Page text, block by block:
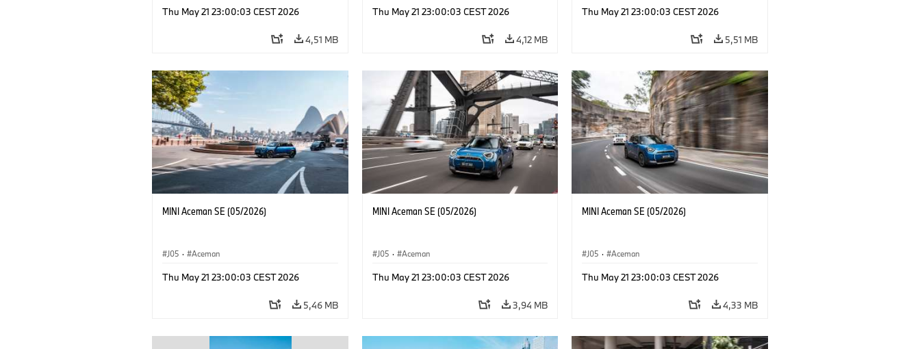
Thu May 21 23:00:03 CEST 2026
4,51 MB
Thu May 21 23:00:03 CEST 2026
4,12 MB
Thu May 21 23:00:03 CEST 2026
5,51 MB
MINI Aceman SE (05/2026)
J05 · Aceman
Thu May 21 23:00:03 CEST 2026
5,46 MB
MINI Aceman SE (05/2026)
J05 · Aceman
Thu May 21 23:00:03 CEST 2026
3,94 MB
MINI Aceman SE (05/2026)
J05 · Aceman
Thu May 21 23:00:03 CEST 2026
4,33 MB